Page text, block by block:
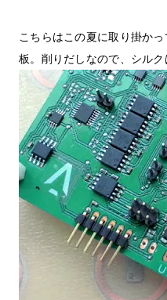
こちらはこの夏に取り掛か
板。削りだしなので、シルク